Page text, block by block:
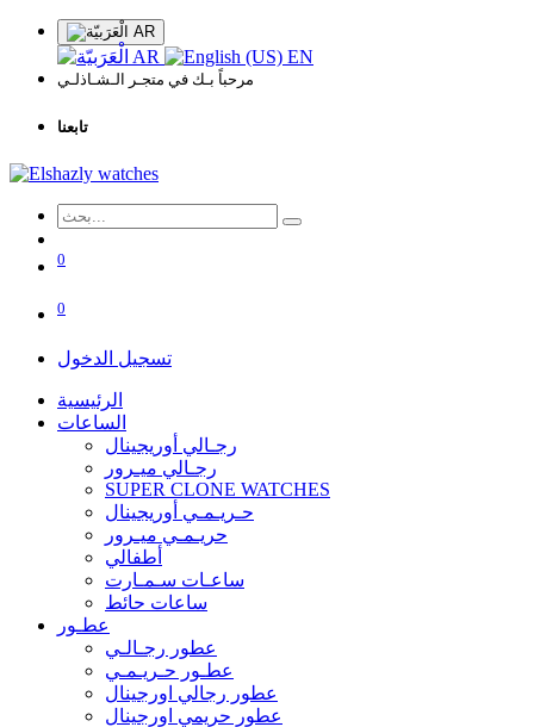
AR
AR EN
مرحباً بـك في متجـر الـشـاذلـي
تابعنا
0
0
تسجيل الدخول
الرئيسية
الساعات
رجـالي أوريجينال
رجـالي ميـرور
SUPER CLONE WATCHES
حـريـمـي أوريجينال
حريـمـي ميـرور
أطفالي
ساعـات سـمـارت
ساعات حائط
عطـور
عطور رجـالـي
عطـور حـريـمـي
عطور رجالي اورجينال
عطور حريمي اورجينال